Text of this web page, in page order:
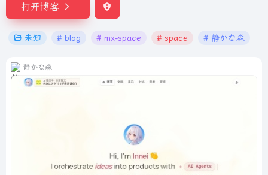
打开博客
未知 # blog # mx-space # space # 静かな森
静かな森